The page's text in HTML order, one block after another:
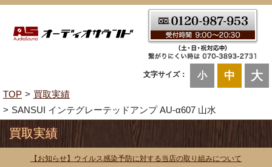
文字サイズ： 小 中 大
TOP
買取実績
SANSUI インテグレーテッドアンプ AU-α607 山水
買取実績
【お知らせ】ウイルス感染予防に対する当店の取り組みについて